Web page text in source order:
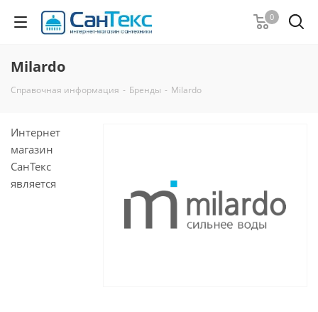
0
Milardo
Справочная информация - Бренды - Milardo
Интернет
магазин
СанТекс
является